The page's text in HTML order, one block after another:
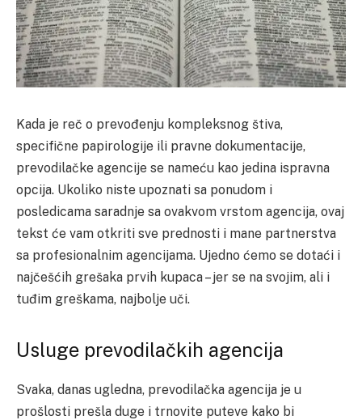
Kada je reč o prevođenju kompleksnog štiva,
specifične papirologije ili pravne dokumentacije,
prevodilačke agencije se nameću kao jedina ispravna
opcija. Ukoliko niste upoznati sa ponudom i
posledicama saradnje sa ovakvom vrstom agencija, ovaj
tekst će vam otkriti sve prednosti i mane partnerstva
sa profesionalnim agencijama. Ujedno ćemo se dotaći i
najčešćih grešaka prvih kupaca – jer se na svojim, ali i
tuđim greškama, najbolje uči.
Usluge prevodilačkih agencija
Svaka, danas ugledna, prevodilačka agencija je u
prošlosti prešla duge i trnovite puteve kako bi